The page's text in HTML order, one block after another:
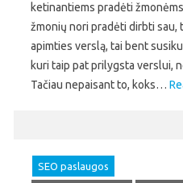
ketinantiems pradėti
žmonių nori pradėti dirbti sau,
apimties verslą, tai bent
kuri taip pat prilygsta verslui,
Tačiau nepaisant to, koks…
SEO paslaugos